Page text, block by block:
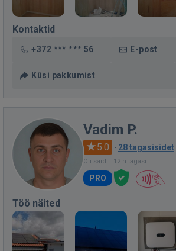
Kontaktid
+372 *** *** 56 E-post
Küsi pakkumist
Vadim P.
5.0 · 28 tagasisidet
Oli saidil: 12 h tagasi
PRO
Töö näited